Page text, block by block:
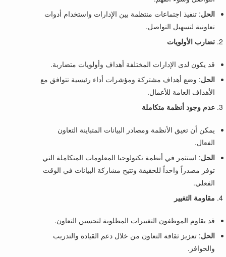
الحل: تنفيذ اجتماعات منتظمة بين الإدارات واستخدام أدوات
تعاونية لتسهيل التواصل.
تضارب الأولويات
قد يكون لدى الإدارات المختلفة أهداف وأولويات متضاربة.
الحل: وضع أهداف مشتركة ومؤشرات أداء رئيسية تتوافق مع
الأهداف العامة للأعمال.
عدم وجود أنظمة متكاملة
يمكن أن تعيق الأنظمة ومصادر البيانات المتباينة التعاون
الفعال.
الحل: استثمر في أنظمة تكنولوجيا المعلومات المتكاملة التي
توفر مصدراً واحداً للحقيقة وتتيح مشاركة البيانات في الوقت
الفعلي.
مقاومة التغيير
قد يقاوم الموظفون التغييرات المطلوبة لتحسين التعاون.
الحل: تعزيز ثقافة التعاون من خلال دعم القيادة والتدريب
والحوافز.